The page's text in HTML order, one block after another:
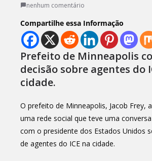
nenhum comentário
Compartilhe essa Informação
Prefeito de Minneapolis
decisão sobre agentes do
cidade.
O prefeito de Minneapolis, Jacob Frey,
uma rede social que teve uma
com o presidente dos Estados Unidos
de agentes do ICE na cidade.